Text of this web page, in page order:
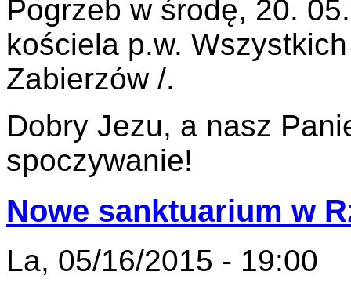
Pogrzeb w środę, 20.
kościela p.w.
Zabierzów /.
Dobry Jezu, a nasz
spoczywanie!
Nowe sanktuarium w
La, 05/16/2015 - 19:00